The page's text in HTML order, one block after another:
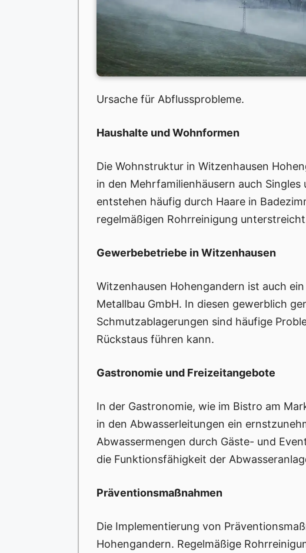
Ursache für Abflussprobleme.
Haushalte und Wohnformen
Die Wohnstruktur in Witzenhausen
in den Mehrfamilienhäusern auch
entstehen häufig durch Haare in
regelmäßigen Rohrreinigung
Gewerbebetriebe in Witzenhausen
Witzenhausen Hohengandern ist auch
Metallbau GmbH. In diesen gewerblich
Schmutzablagerungen sind häufige
Rückstaus führen kann.
Gastronomie und Freizeitangebote
In der Gastronomie, wie im Bistro am
in den Abwasserleitungen ein
Abwassermengen durch Gäste- und
die Funktionsfähigkeit der
Präventionsmaßnahmen
Die Implementierung von
Hohengandern. Regelmäßige